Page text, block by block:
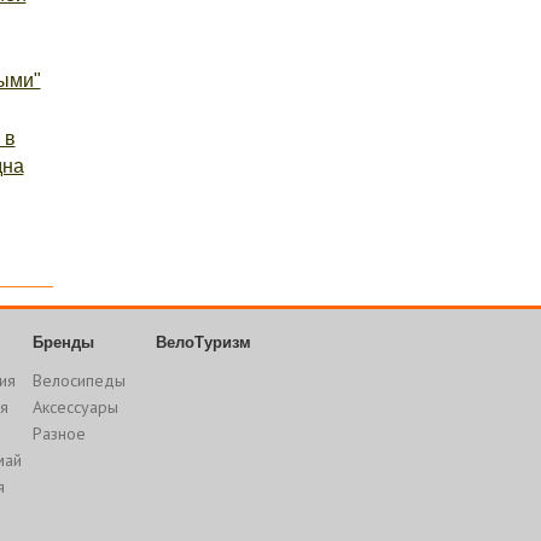
в
Бренды
Велосипеды
Аксессуары
Разное
ВелоТуризм